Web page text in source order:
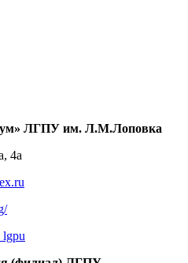
ЛГПУ им. Л.М.Лоповка
4а